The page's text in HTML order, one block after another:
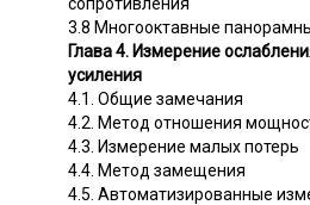
3.8 Многооктавные
Глава 4. Измерение
усиления
4.1. Общие замечания
4.2. Метод отношения
4.3. Измерение малых потерь
4.4. Метод замещения
4.5. Автоматизированные